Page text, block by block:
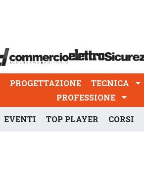
PROGETTAZIONE TECNICA
PROFESSIONE
EVENTI TOP PLAYER CORSI